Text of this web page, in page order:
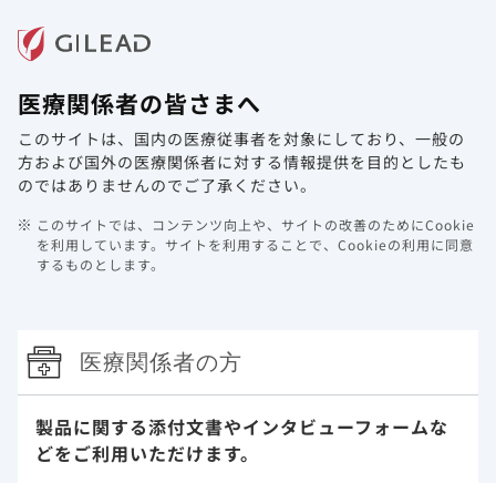
ホーム 製品情報
最新学術情報ページの学会共催セミナ
ー・講演会・座談会記録集を更新しま
した。
2024年2月1日
このウェブサイト上に含まれる情報は、医師または薬剤師による指導に
代わるものではございません。
医療関係者の皆さまへ
このサイトは、国内の医療従事者を対象にしており、 一般の
方および国外の医療関係者に対する情報提供を目的としたも
のではありませんのでご了承ください。
このサイトでは、コンテンツ向上や、サイトの改善のためにCookie
を利用しています。 サイトを利用することで、Cookieの利用に同意
するものとします。
医療関係者の方
製品に関する添付文書やインタビューフォームな
どをご利用いただけます。